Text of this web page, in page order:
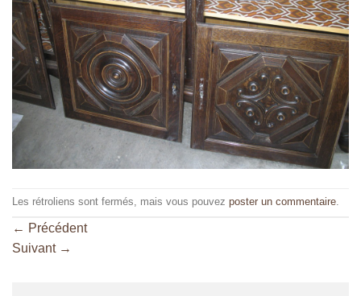
Les rétroliens sont fermés, mais vous pouvez poster un commentaire.
← Précédent
Suivant →